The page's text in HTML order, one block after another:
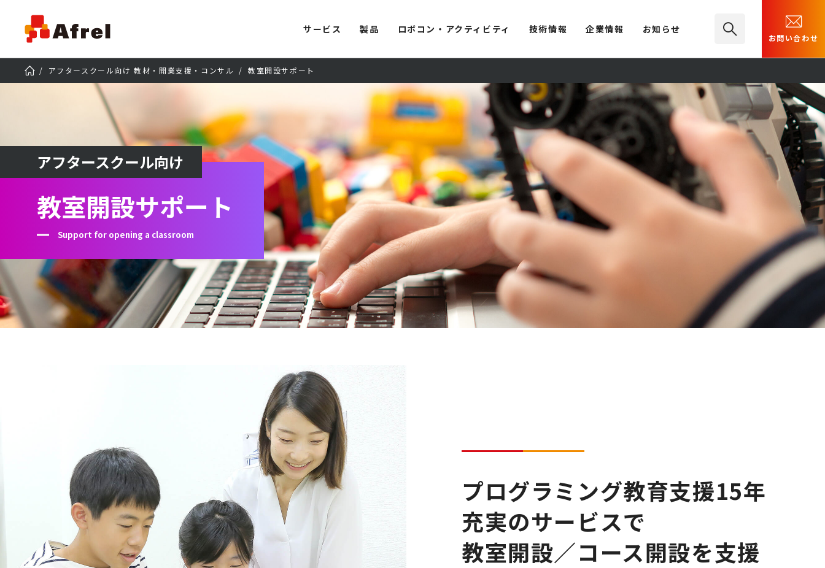
サービス 製品 ロボコン・アクティビティ 技術情報 企業情報 お知らせ
お問い合わせ
アフタースクール向け 教材・開業支援・コンサル 教室開設サポート
アフタースクール向け
教室開設サポート
Support for opening a classroom
プログラミング教育支援15年
充実のサービスで
教室開設／コース開設を支援